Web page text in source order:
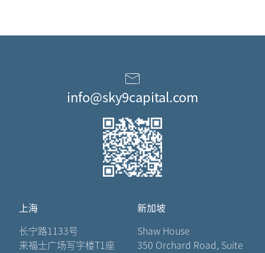
info@sky9capital.com
上海
长宁路1133号
来福士广场写字楼T1座
新加坡
Shaw House
350 Orchard Road, Suite